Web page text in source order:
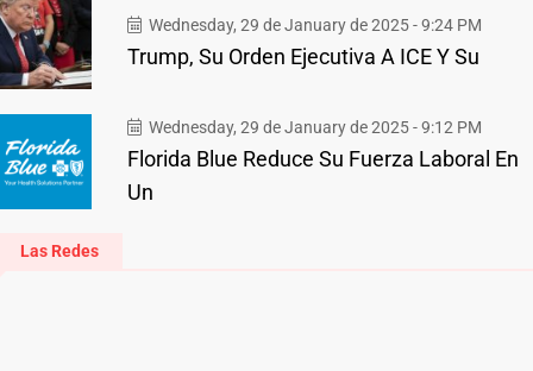
Wednesday, 29 de January de 2025 - 9:24 PM
Trump, Su Orden Ejecutiva A ICE Y Su
Wednesday, 29 de January de 2025 - 9:12 PM
Florida Blue Reduce Su Fuerza Laboral En
Un
Las Redes